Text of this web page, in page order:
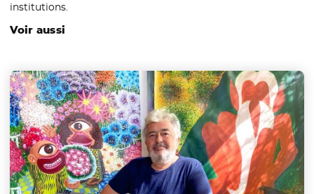
institutions.
Voir aussi